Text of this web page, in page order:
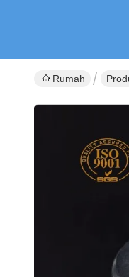
Rumah